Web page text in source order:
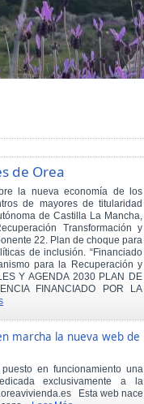
de Orea
la nueva economía de los
de mayores de titularidad
de Castilla La Mancha,
Transformación y
22. Plan de choque para
de inclusión. “Financiado
para la Recuperación y
Y AGENDA 2030 PLAN DE
FINANCIADO POR LA
marcha la nueva web de
en funcionamiento una
exclusivamente a la
Esta web nace